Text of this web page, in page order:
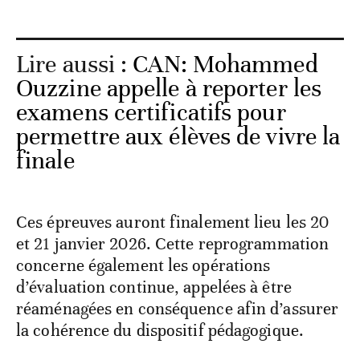
Lire aussi : CAN: Mohammed
Ouzzine appelle à reporter les
examens certificatifs pour
permettre aux élèves de vivre la
finale
Ces épreuves auront finalement lieu les 20
et 21 janvier 2026. Cette reprogrammation
concerne également les opérations
d’évaluation continue, appelées à être
réaménagées en conséquence afin d’assurer
la cohérence du dispositif pédagogique.